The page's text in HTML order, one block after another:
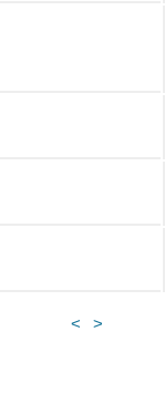
< >